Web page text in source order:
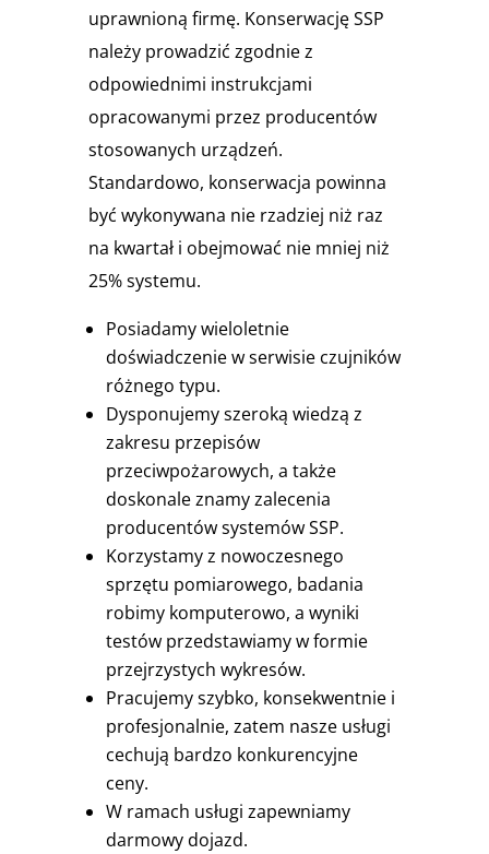
uprawnioną firmę. Konserwację SSP
należy prowadzić zgodnie z
odpowiednimi instrukcjami
opracowanymi przez producentów
stosowanych urządzeń.
Standardowo, konserwacja powinna
być wykonywana nie rzadziej niż raz
na kwartał i obejmować nie mniej niż
25% systemu.
Posiadamy wieloletnie
doświadczenie w serwisie czujników
różnego typu.
Dysponujemy szeroką wiedzą z
zakresu przepisów
przeciwpożarowych, a także
doskonale znamy zalecenia
producentów systemów SSP.
Korzystamy z nowoczesnego
sprzętu pomiarowego, badania
robimy komputerowo, a wyniki
testów przedstawiamy w formie
przejrzystych wykresów.
Pracujemy szybko, konsekwentnie i
profesjonalnie, zatem nasze usługi
cechują bardzo konkurencyjne
ceny.
W ramach usługi zapewniamy
darmowy dojazd.